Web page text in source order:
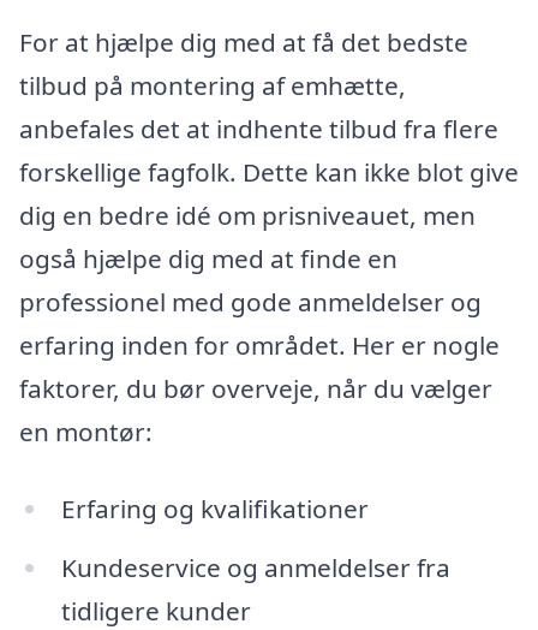
For at hjælpe dig med at få det bedste
tilbud på montering af emhætte,
anbefales det at indhente tilbud fra flere
forskellige fagfolk. Dette kan ikke blot give
dig en bedre idé om prisniveauet, men
også hjælpe dig med at finde en
professionel med gode anmeldelser og
erfaring inden for området. Her er nogle
faktorer, du bør overveje, når du vælger
en montør:
Erfaring og kvalifikationer
Kundeservice og anmeldelser fra
tidligere kunder